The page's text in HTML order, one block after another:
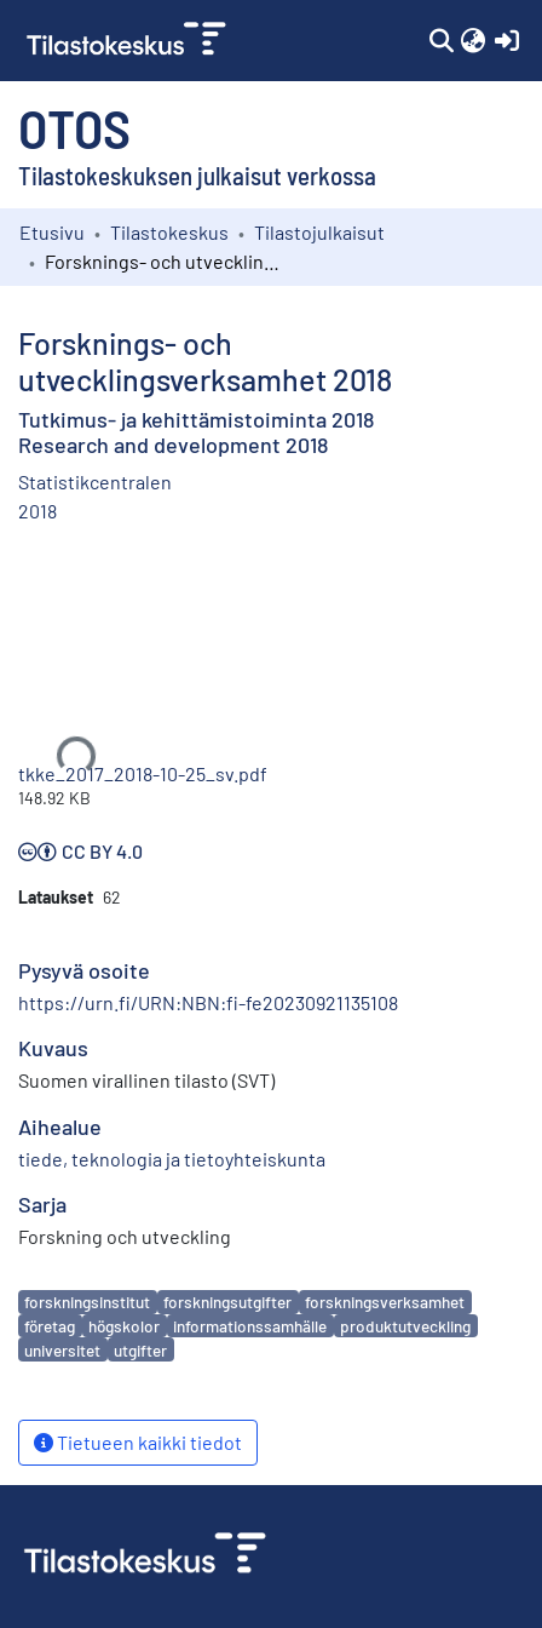
OTOS
Tilastokeskuksen julkaisut verkossa
Kokoelmat
Etusivu Tilastokeskus
Tilastojulkaisut
Forsknings- och
utvecklingsverksamhet 2018
Tutkimus- ja kehittämistoiminta 2018
Research and development 2018
Statistikcentralen
2018
Ladataan...
tkke_2017_2018-10-25_sv.pdf
148.92 KB
CC BY 4.0
Lataukset 62
Pysyvä osoite
https://urn.fi/URN:NBN:fi-fe20230921135108
Kuvaus
Suomen virallinen tilasto (SVT)
Aihealue
tiede, teknologia ja tietoyhteiskunta
Sarja
Forskning och utveckling
Avainsanat
forskningsinstitut forskningsutgifter
forskningsverksamhet
företag
högskolor informationssamhälle
produktutveckling
universitet
utgifter
Tietueen kaikki tiedot